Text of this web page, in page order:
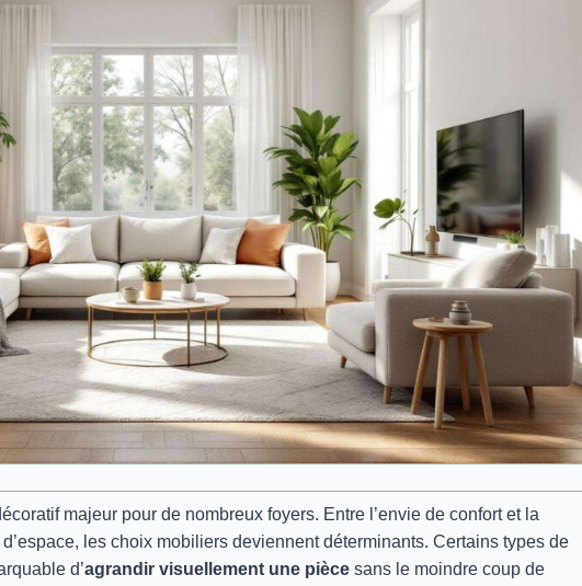
majeur pour de nombreux foyers. Entre l’envie de confort et la
les choix mobiliers deviennent déterminants. Certains types de
d’agrandir visuellement une pièce sans le moindre coup de